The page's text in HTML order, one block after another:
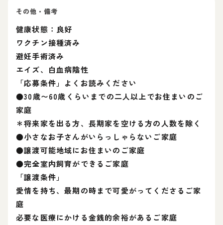
その他・備考
健康状態：良好
ワクチン接種済み
避妊手術済み
エイズ、白血病陰性
「応募条件」よくお読みください
●30歳〜60歳くらいまでの二人以上でお住まいのご
家庭
＊将来家を出る方、長期家を空ける方の人数を除く
●小さなお子さんがいらっしゃらないご家庭
●譲渡可能地域にお住まいのご家庭
●完全室内飼育ができるご家庭
「譲渡条件」
愛情を持ち、最期の時まで可愛がってくださるご家
庭
必要な医療にかける金銭的余裕があるご家庭